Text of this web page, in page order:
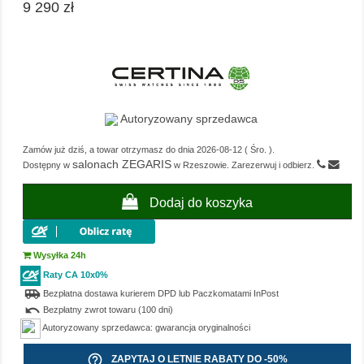
9 290 zł
Autoryzowany sprzedawca
Zamów już dziś, a towar otrzymasz do dnia 2026-08-12 (Śro. ).
Dostępny w salonach ZEGARISw Rzeszowie. Zarezerwuj i odbierz.
Dodaj do koszyka
Wysyłka 24h
Raty CA 10x0%
airport_shuttleBezpłatna dostawa kurierem DPD lub Paczkomatami InPost
undo Bezpłatny zwrot towaru (100 dni)
Autoryzowany sprzedawca: gwarancja oryginalności
help_outline ZAPYTAJ O LETNIE RABATY DO -50%